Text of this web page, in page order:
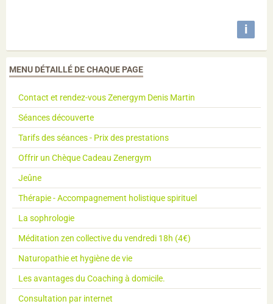
i
MENU DÉTAILLÉ DE CHAQUE PAGE
Contact et rendez-vous Zenergym Denis Martin
Séances découverte
Tarifs des séances - Prix des prestations
Offrir un Chèque Cadeau Zenergym
Jeûne
Thérapie - Accompagnement holistique spirituel
La sophrologie
Méditation zen collective du vendredi 18h (4€)
Naturopathie et hygiène de vie
Les avantages du Coaching à domicile.
Consultation par internet